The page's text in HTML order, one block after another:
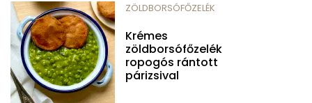
ZÖLDBORSÓFŐZELÉK
Krémes
zöldborsófőzelék
ropogós rántott
párizsival